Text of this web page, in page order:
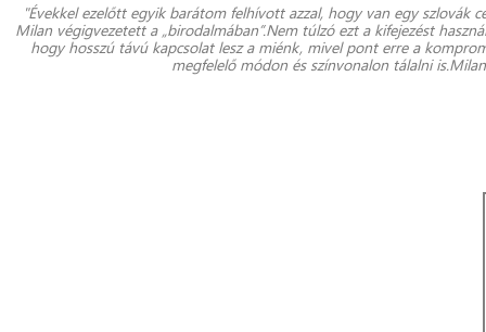
"Évekkel ezelőtt egyik barátom felhívott azzal, hogy van egy
Milan végigvezetett a „birodalmában”.Nem túlzó ezt a kifejezést
hogy hosszú távú kapcsolat lesz a miénk, mivel pont erre a
megfelelő módon és színvonalon tálalni